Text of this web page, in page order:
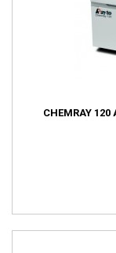
CHEMRAY